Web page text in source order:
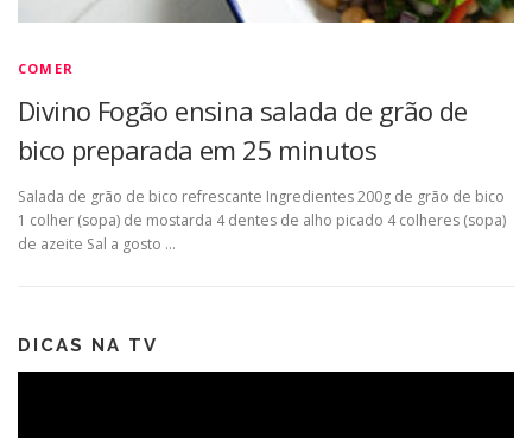
COMER
Divino Fogão ensina salada de grão de
bico preparada em 25 minutos
Salada de grão de bico refrescante Ingredientes 200g de grão de bico
1 colher (sopa) de mostarda 4 dentes de alho picado 4 colheres (sopa)
de azeite Sal a gosto …
DICAS NA TV